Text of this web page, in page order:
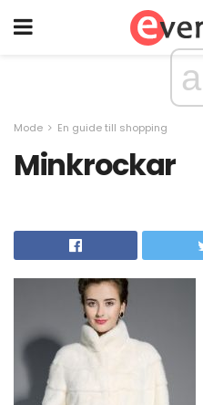
Mode En guide till shopping
Minkrockar